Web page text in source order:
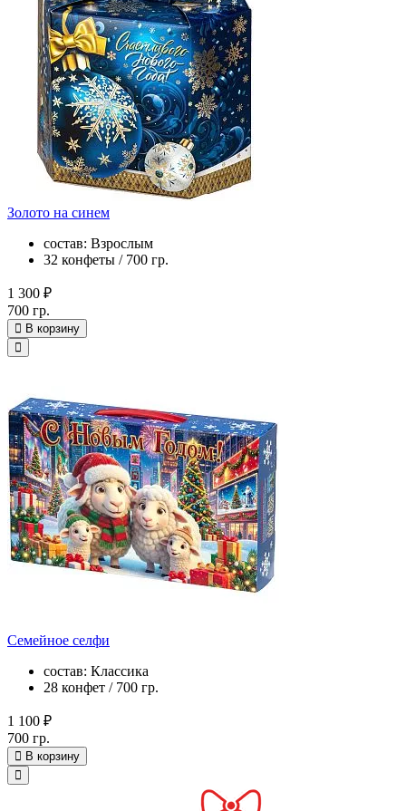
Золото на синем
состав: Взрослым
32 конфеты / 700 гр.
1 300 ₽
700 гр.
В корзину
Семейное селфи
состав: Классика
28 конфет / 700 гр.
1 100 ₽
700 гр.
В корзину